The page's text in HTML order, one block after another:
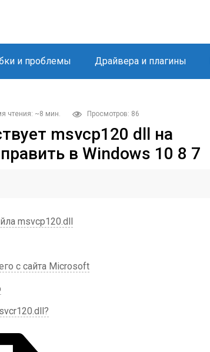
и проблемы Драйвера и плагины
чтения: ~8 мин. Просмотров: 86
msvcp120 dll на
в Windows 10 8 7
msvcp120.dll
с сайта Microsoft